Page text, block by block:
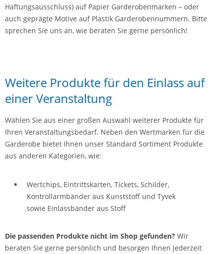
Haftungsausschluss) auf Papier Garderobenmarken – oder
auch geprägte Motive auf Plastik Garderobennummern. Bitte
sprechen Sie uns an, wie beraten Sie gerne persönlich!
Weitere Produkte für den Einlass auf
einer Veranstaltung
Wählen Sie aus einer großen Auswahl weiterer Produkte für
Ihren Veranstaltungsbedarf. Neben den Wertmarken für die
Garderobe bietet Ihnen unser Standard Sortiment Produkte
aus anderen Kategorien, wie:
Wertchips, Eintrittskarten, Tickets, Schilder,
Kontrollarmbänder aus Kunststoff und Tyvek
sowie Einlassbänder aus Stoff
Die passenden Produkte nicht im Shop gefunden? Wir
beraten Sie gerne persönlich und besorgen Ihnen jederzeit